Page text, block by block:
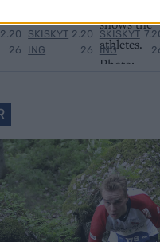
2.20
26
SKISKYT
ING
2.20
26
SKISKYT
ING